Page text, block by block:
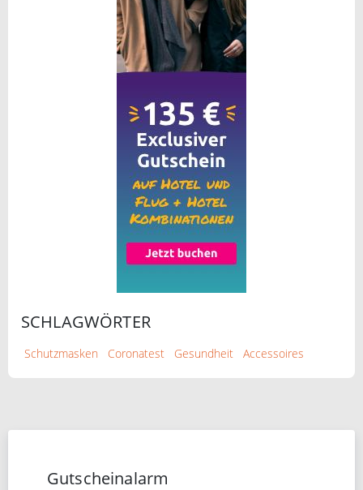
SCHLAGWÖRTER
Schutzmasken Coronatest Gesundheit Accessoires
Gutscheinalarm